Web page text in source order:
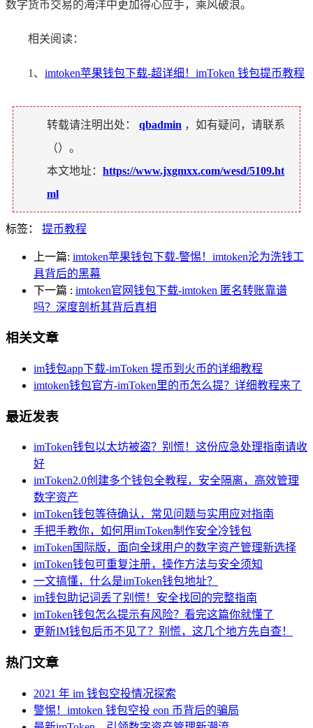
数字货币交易的海洋中更加得心应手，乘风破浪。
相关阅读：
1、 imtoken苹果钱包下载-超详细！imToken 钱包提币教程
转载请注明出处： qbadmin ，如有疑问，请联系
（）。
本文地址： https://www.jxgmxx.com/wesd/5109.ht
ml
标签： 提币教程
上一篇: imtoken苹果钱包下载-警惕！imtoken沦为洗钱工
具背后的黑幕
下一篇 : imtoken官网钱包下载-imtoken 匿名转账靠谱
吗？深度剖析其背后真相
相关文章
im钱包app下载-imToken 提币到火币的详细教程
imtoken钱包官方-imToken里的币怎么提？详细教程来了
最近发表
imToken钱包以太坊被盗？别慌！这份应急处理指南请收
好
imToken2.0创建多个钱包全教程，安全隔离，高效管理
数字资产
imToken钱包等待确认，常见问题与实用应对指南
手把手教你，如何用imToken制作安全冷钱包
imToken国际版，面向全球用户的数字资产管理新选择
imToken钱包可重复注册，操作方法与安全须知
一文搞懂，什么是imToken钱包地址？
im钱包助记词丢了别慌！安全找回的完整指南
imToken钱包怎么提示有风险？看完这篇你就懂了
更新IM钱包后币不见了？别慌，这几个地方先自查！
热门文章
2021 年 im 钱包空投情况探索
警惕！imtoken 钱包空投 eon 币背后的骗局